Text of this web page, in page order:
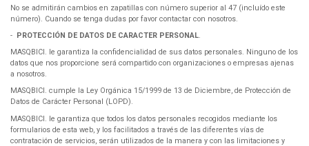
No se admitirán cambios en zapatillas con número superior al 47 (incluído este
número). Cuando se tenga dudas por favor contactar con nosotros.
- PROTECCIÓN DE DATOS DE CARACTER PERSONAL.
MASQBICI. le garantiza la confidencialidad de sus datos personales. Ninguno de los
datos que nos proporcione será compartido con organizaciones o empresas ajenas
a nosotros.
MASQBICI. cumple la Ley Orgánica 15/1999 de 13 de Diciembre, de Protección de
Datos de Carácter Personal (LOPD).
MASQBICI. le garantiza que todos los datos personales recogidos mediante los
formularios de esta web, y los facilitados a través de las diferentes vías de
contratación de servicios, serán utilizados de la manera y con las limitaciones y